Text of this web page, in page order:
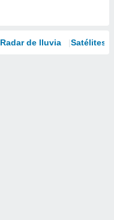
Radar de lluvia Satélites